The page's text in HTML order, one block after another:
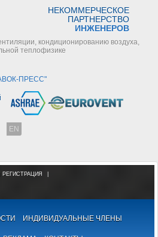
НЕКОММЕРЧЕСКОЕ
ПАРТНЕРСТВО
ИНЖЕНЕРОВ
кондиционированию воздуха,
теплофизике
ПРЕСС"
EN
РЕГИСТРАЦИЯ
ИНДИВИДУАЛЬНЫЕ ЧЛЕНЫ